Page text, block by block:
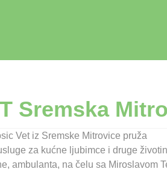
Sremska
Vet iz Sremske Mitrovice pruža
za kućne ljubimce i druge
ambulanta, na čelu sa Miroslavom